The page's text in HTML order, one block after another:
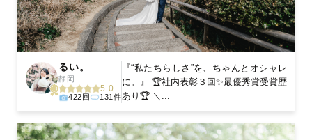
るい。
静岡
5.0
422回 131件
『“私たちらしさ”を、ちゃんとオシャレ
に。』 🏆社内表彰３回✨最優秀賞受賞歴
あり🏆 ＼...